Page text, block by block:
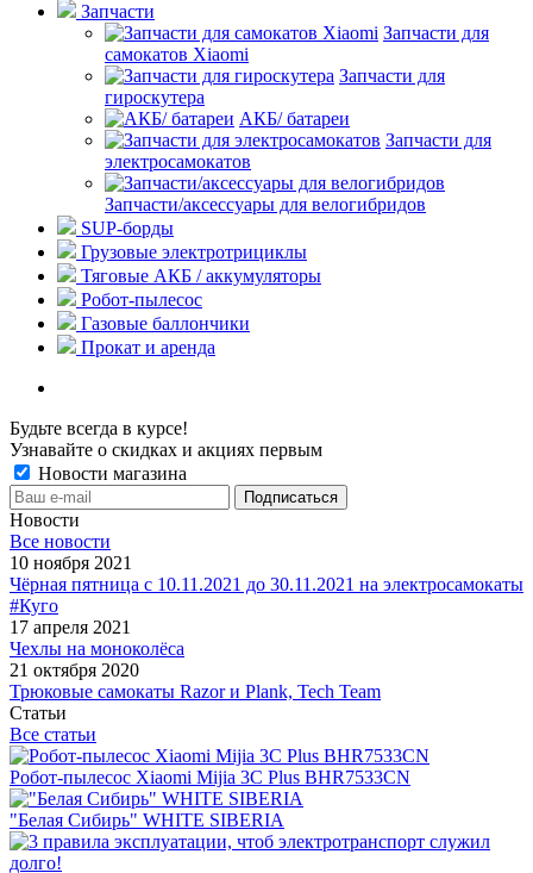
Запчасти
Запчасти для
самокатов Xiaomi
Запчасти для
гироскутера
АКБ/ батареи
Запчасти для
электросамокатов
Запчасти/аксессуары для велогибридов
SUP-борды
Грузовые электротрициклы
Тяговые АКБ / аккумуляторы
Робот-пылесос
Газовые баллончики
Прокат и аренда
Будьте всегда в курсе!
Узнавайте о скидках и акциях первым
Новости магазина
Новости
Все новости
10 ноября 2021
Чёрная пятница с 10.11.2021 до 30.11.2021 на электросамокаты
#Куго
17 апреля 2021
Чехлы на моноколёса
21 октября 2020
Трюковые самокаты Razor и Plank, Tech Team
Статьи
Все статьи
Робот-пылесос Xiaomi Mijia 3C Plus BHR7533CN
"Белая Сибирь" WHITE SIBERIA